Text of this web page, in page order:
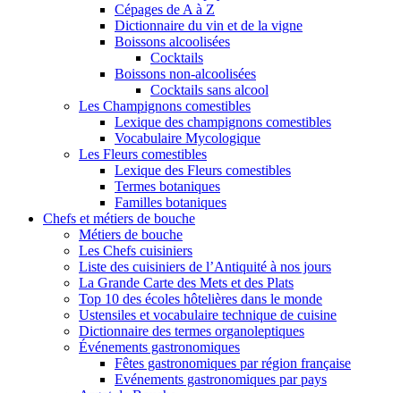
Cépages de A à Z
Dictionnaire du vin et de la vigne
Boissons alcoolisées
Cocktails
Boissons non-alcoolisées
Cocktails sans alcool
Les Champignons comestibles
Lexique des champignons comestibles
Vocabulaire Mycologique
Les Fleurs comestibles
Lexique des Fleurs comestibles
Termes botaniques
Familles botaniques
Chefs et métiers de bouche
Métiers de bouche
Les Chefs cuisiniers
Liste des cuisiniers de l’Antiquité à nos jours
La Grande Carte des Mets et des Plats
Top 10 des écoles hôtelières dans le monde
Ustensiles et vocabulaire technique de cuisine
Dictionnaire des termes organoleptiques
Événements gastronomiques
Fêtes gastronomiques par région française
Evénements gastronomiques par pays